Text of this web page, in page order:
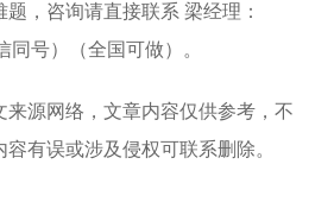
题，咨询请直接联系 梁经理 ：
同号）（全国可做） 。
来源网络，文章内容仅供参考，不
有误或涉及侵权可联系删除。